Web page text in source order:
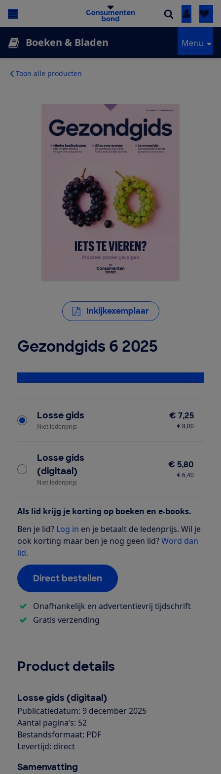
Inloggen
Boeken & Bladen Menu
Toon alle producten
Inkijkexemplaar
Gezondgids 6 2025
Losse gids
Niet ledenprijs
€ 7,25
€ 8,00
Losse gids
(digitaal)
Niet ledenprijs
€ 5,80
€ 6,40
Als lid krijg je korting op boeken en e-books.
Ben je lid? Log in en je betaalt de ledenprijs. Wil je
ook korting maar ben je nog geen lid?Word dan
lid.
Direct bestellen
Onafhankelijk en advertentievrij tijdschrift
Gratis verzending
Product details
Losse gids (digitaal)
Publicatiedatum: 9 december 2025
Aantal pagina’s: 52
Bestandsformaat: PDF
Levertijd: direct
Samenvatting